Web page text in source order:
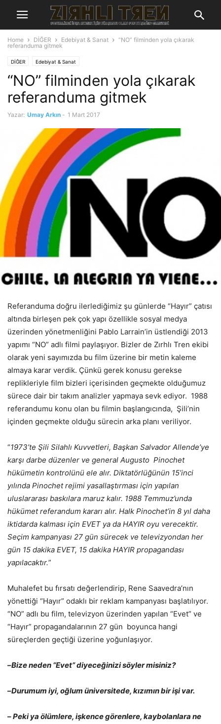
Home DİĞER Edebiyat & Sanat
“NO” filminden yola çıkarak
referanduma gitmek
DİĞER Edebiyat & Sanat
“NO” filminden yola çıkarak
referanduma gitmek
Yazar: Umay Arkın - 1 Mart 2017
Referanduma doğru ilerlediğimiz şu günlerde “Hayır” çatısı
altında birleşen pek çok yapı özellikle sosyal medya
üzerinden yönetmenliğini Pablo Larrain’in üstlendiği 2013
yapımı “NO” adlı filmi paylaşıyor. Bizler de Zırhlı Tren ekibi
olarak yeni sayımızda bu film üzerine bir metin kaleme
almaya karar verdik. Çünkü gerek konusu gerekse
replikleriyle film bizleri içerisinden geçmekte olduğumuz
sürece dair bir takım analizler yapmaya sevk ediyor. 1988
referandumu konu olan bu filmin başlangıcında, Şili’nin
içinden geçmekte olduğu sürecin arka planı veriliyor.
“1973’te Şili Silahlı Kuvvetleri, Başkan Salvador Allende’ye
karşı darbe düzenler ve general Augusto Pinochet
hükümetin kontrolünü ele alır. Diktatörlüğünün 15’inci
yılında Pinochet rejimi yasallaştırması için yapılan
uluslararası baskılara maruz kalır. 1988 Temmuz’unda
hükümet referandum kararı alır. Halk Pinochet’in 8 yıl daha
iktidarda kalması için EVET ya da HAYIR oyu verecektir.
Seçim kampanyası 27 gün sürecek ve televizyondan her
gün 15 dakika EVET, 15 dakika HAYIR propagandası
yapılacaktır.”
Muhalefet bu fırsatı değerlendirip, Rene Saavedra’nın
yönettiği “Hayır” odaklı bir reklam kampanyası başlatılıyor.
“NO” adlı bu film, televizyon üzerinden yapılan “Evet” ve
“Hayır” propagandalarının 27 gün boyunca hangi
süreçlerden geçtiği üzerine yoğunlaşıyor.
–Bize neden “Evet” diyeceğinizi söyler misiniz?
–Durumum iyi, oğlum üniversitede, kızımın bir işi var.
–Peki ya ölümlere, işkence görenlere, kaybolanlara ne